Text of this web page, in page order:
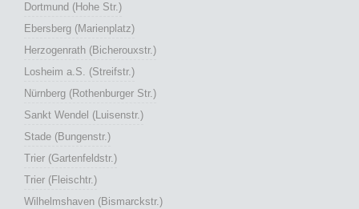
Dortmund (Hohe Str.)
Ebersberg (Marienplatz)
Herzogenrath (Bicherouxstr.)
Losheim a.S. (Streifstr.)
Nürnberg (Rothenburger Str.)
Sankt Wendel (Luisenstr.)
Stade (Bungenstr.)
Trier (Gartenfeldstr.)
Trier (Fleischtr.)
Wilhelmshaven (Bismarckstr.)